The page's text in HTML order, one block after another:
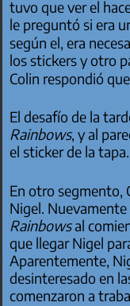
tuvo que ver el
le preguntó si era
según el, era
los stickers y otro
Colin respondió que
El desafío de la
Rainbows, y al
el sticker de la tapa.
En otro segmento,
Nigel.
Rainbowsal
que llegar Nigel
Aparentemente,
desinteresado en
comenzaron a